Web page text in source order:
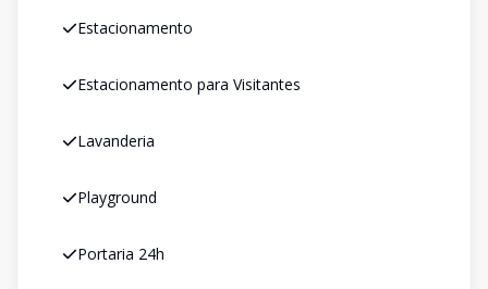
Estacionamento
Estacionamento para Visitantes
Lavanderia
Playground
Portaria 24h